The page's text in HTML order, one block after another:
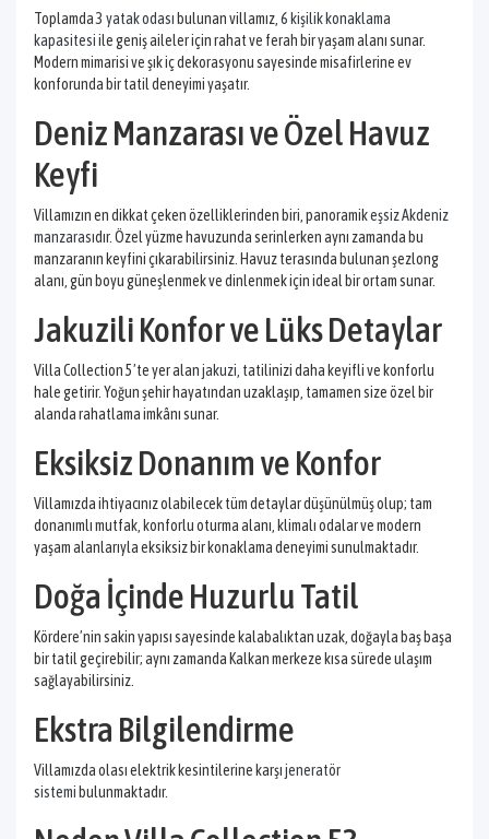
Toplamda3 yatak odası bulunan villamız,6 kişilik konaklama
kapasitesiile geniş aileler için rahat ve ferah bir yaşam alanı sunar.
Modern mimarisi ve şık iç dekorasyonu sayesinde misafirlerine ev
konforunda bir tatil deneyimi yaşatır.
Deniz Manzarası ve Özel Havuz
Keyfi
Villamızın en dikkat çeken özelliklerinden biri, panoramikeşsiz Akdeniz
manzarasıdır. Özel yüzme havuzunda serinlerken aynı zamanda bu
manzaranın keyfini çıkarabilirsiniz. Havuz terasında bulunan şezlong
alanı, gün boyu güneşlenmek ve dinlenmek için ideal bir ortam sunar.
Jakuzili Konfor ve Lüks Detaylar
Villa Collection 5’te yer alanjakuzi, tatilinizi daha keyifli ve konforlu
hale getirir. Yoğun şehir hayatından uzaklaşıp, tamamen size özel bir
alanda rahatlama imkânı sunar.
Eksiksiz Donanım ve Konfor
Villamızda ihtiyacınız olabilecek tüm detaylar düşünülmüş olup; tam
donanımlı mutfak, konforlu oturma alanı, klimalı odalar ve modern
yaşam alanlarıyla eksiksiz bir konaklama deneyimi sunulmaktadır.
Doğa İçinde Huzurlu Tatil
Kördere’nin sakin yapısı sayesinde kalabalıktan uzak, doğayla baş başa
bir tatil geçirebilir; aynı zamanda Kalkan merkeze kısa sürede ulaşım
sağlayabilirsiniz.
Ekstra Bilgilendirme
Villamızda olası elektrik kesintilerine karşıjeneratör
sistemi bulunmaktadır.